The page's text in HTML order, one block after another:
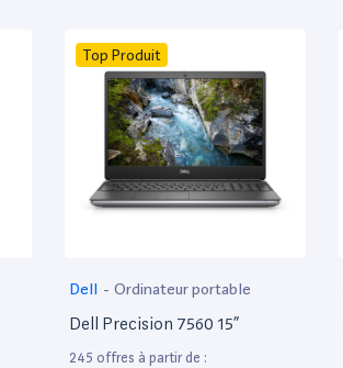
Top Produit
Dell - Ordinateur portable
Dell Precision 7560 15”
245 offres à partir de :